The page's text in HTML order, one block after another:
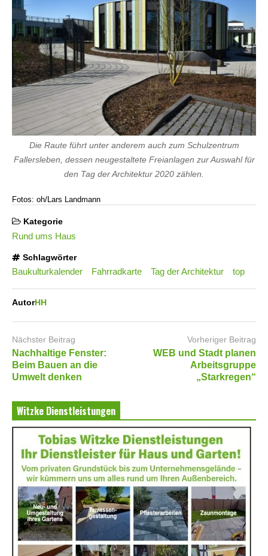
Die Raute führt unter anderem auch zum Schulzentrum
Fallersleben, dessen neugestaltete Freianlagen zur Auswahl für
den Tag der Architektur 2020 zählen.
Fotos: oh/Lars Landmann
Kategorie
Rund ums Haus
Schlagwörter
Baukulturkalender Fahrradkarte Tag der Architektur top
AutorHH
Nächster Beitrag
Nachhaltige Fenster:
Beim Bauen an die
Umwelt denken
Vorheriger Beitrag
WEB und Stadt planen
Arbeitsgruppe
„Starkregen“
Witzke Dienstleistungen